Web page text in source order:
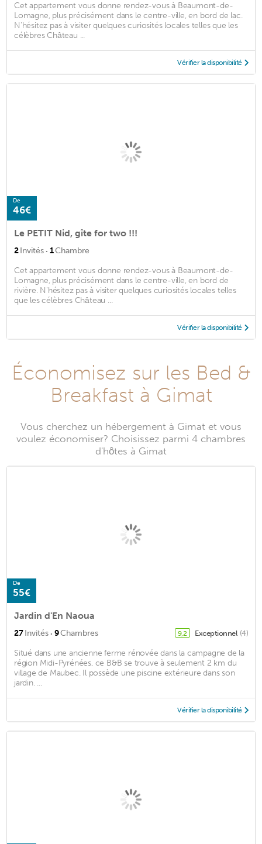
Cet appartement vous donne rendez-vous à Beaumont-de-
Lomagne, plus précisément dans le centre-ville, en bord de lac.
N'hésitez pas à visiter quelques curiosités locales telles que les
célèbres Château ...
Vérifier la disponibilité
De
46€
Le PETIT Nid, gîte for two !!!
2Invités · 1Chambre
Cet appartement vous donne rendez-vous à Beaumont-de-
Lomagne, plus précisément dans le centre-ville, en bord de
rivière. N'hésitez pas à visiter quelques curiosités locales telles
que les célèbres Château ...
Vérifier la disponibilité
Économisez sur les Bed &
Breakfast à Gimat
Vous cherchez un hébergement à Gimat et vous
voulez économiser? Choisissez parmi 4 chambres
d'hôtes à Gimat
De
55€
Jardin d'En Naoua
27Invités · 9Chambres 9,2 Exceptionnel (4)
Situé dans une ancienne ferme rénovée dans la campagne de la
région Midi-Pyrénées, ce B&B se trouve à seulement 2 km du
village de Maubec. Il possède une piscine extérieure dans son
jardin. ...
Vérifier la disponibilité